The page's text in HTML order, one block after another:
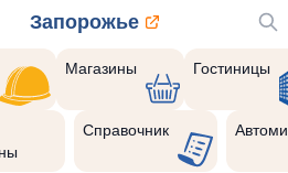
Запорожье
Магазины Гостиницы
Справочник